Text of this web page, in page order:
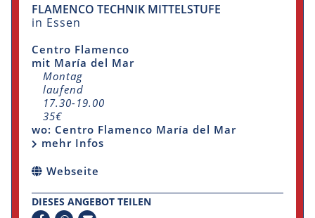
FLAMENCO TECHNIK MITTELSTUFE
in Essen
Centro Flamenco
mit María del Mar
Montag
laufend
17.30-19.00
35€
wo: Centro Flamenco María del Mar
mehr Infos
Webseite
DIESES ANGEBOT TEILEN